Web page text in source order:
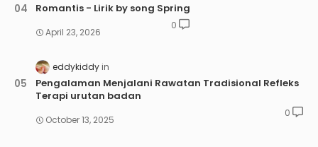
Romantis - Lirik by song Spring
April 23, 2026
0
eddykiddy
Pengalaman Menjalani Rawatan Tradisional Refleks
Terapi urutan badan
October 13, 2025
0